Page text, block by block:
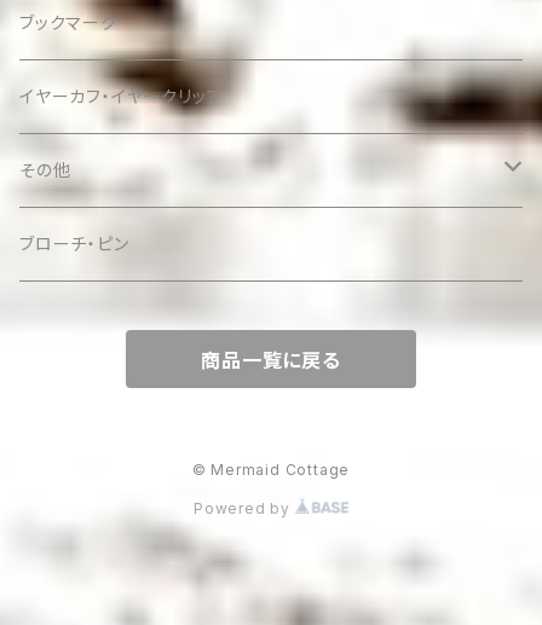
ブックマーク
イヤーカフ・イヤークリップ
その他
ケース
ブローチ・ピン
商品一覧に戻る
© Mermaid Cottage
Powered by